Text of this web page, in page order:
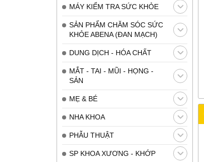
MÁY KIỂM TRA SỨC KHỎE
SẢN PHẨM CHĂM SÓC SỨC
KHỎE ABENA (ĐAN MẠCH)
DUNG DỊCH - HÓA CHẤT
MẮT - TAI - MŨI - HỌNG -
SẢN
MẸ & BÉ
NHA KHOA
PHẪU THUẬT
SP KHOA XƯƠNG - KHỚP